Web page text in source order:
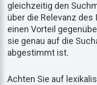
gleichzeitig den
über die Relevanz des
einen Vorteil
sie genau auf die
abgestimmt ist.
Achten Sie auf